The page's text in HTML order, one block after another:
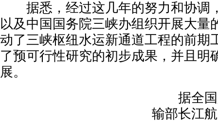
据悉，经过这几年的努力和协调
以及中国国务院三峡办组织开展大量
动了三峡枢纽水运新通道工程的前期
了预可行性研究的初步成果，并且明
展。
据全国
输部长江